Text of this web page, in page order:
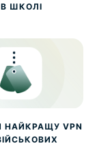
В ШКОЛІ
НАЙКРАЩУ VPN